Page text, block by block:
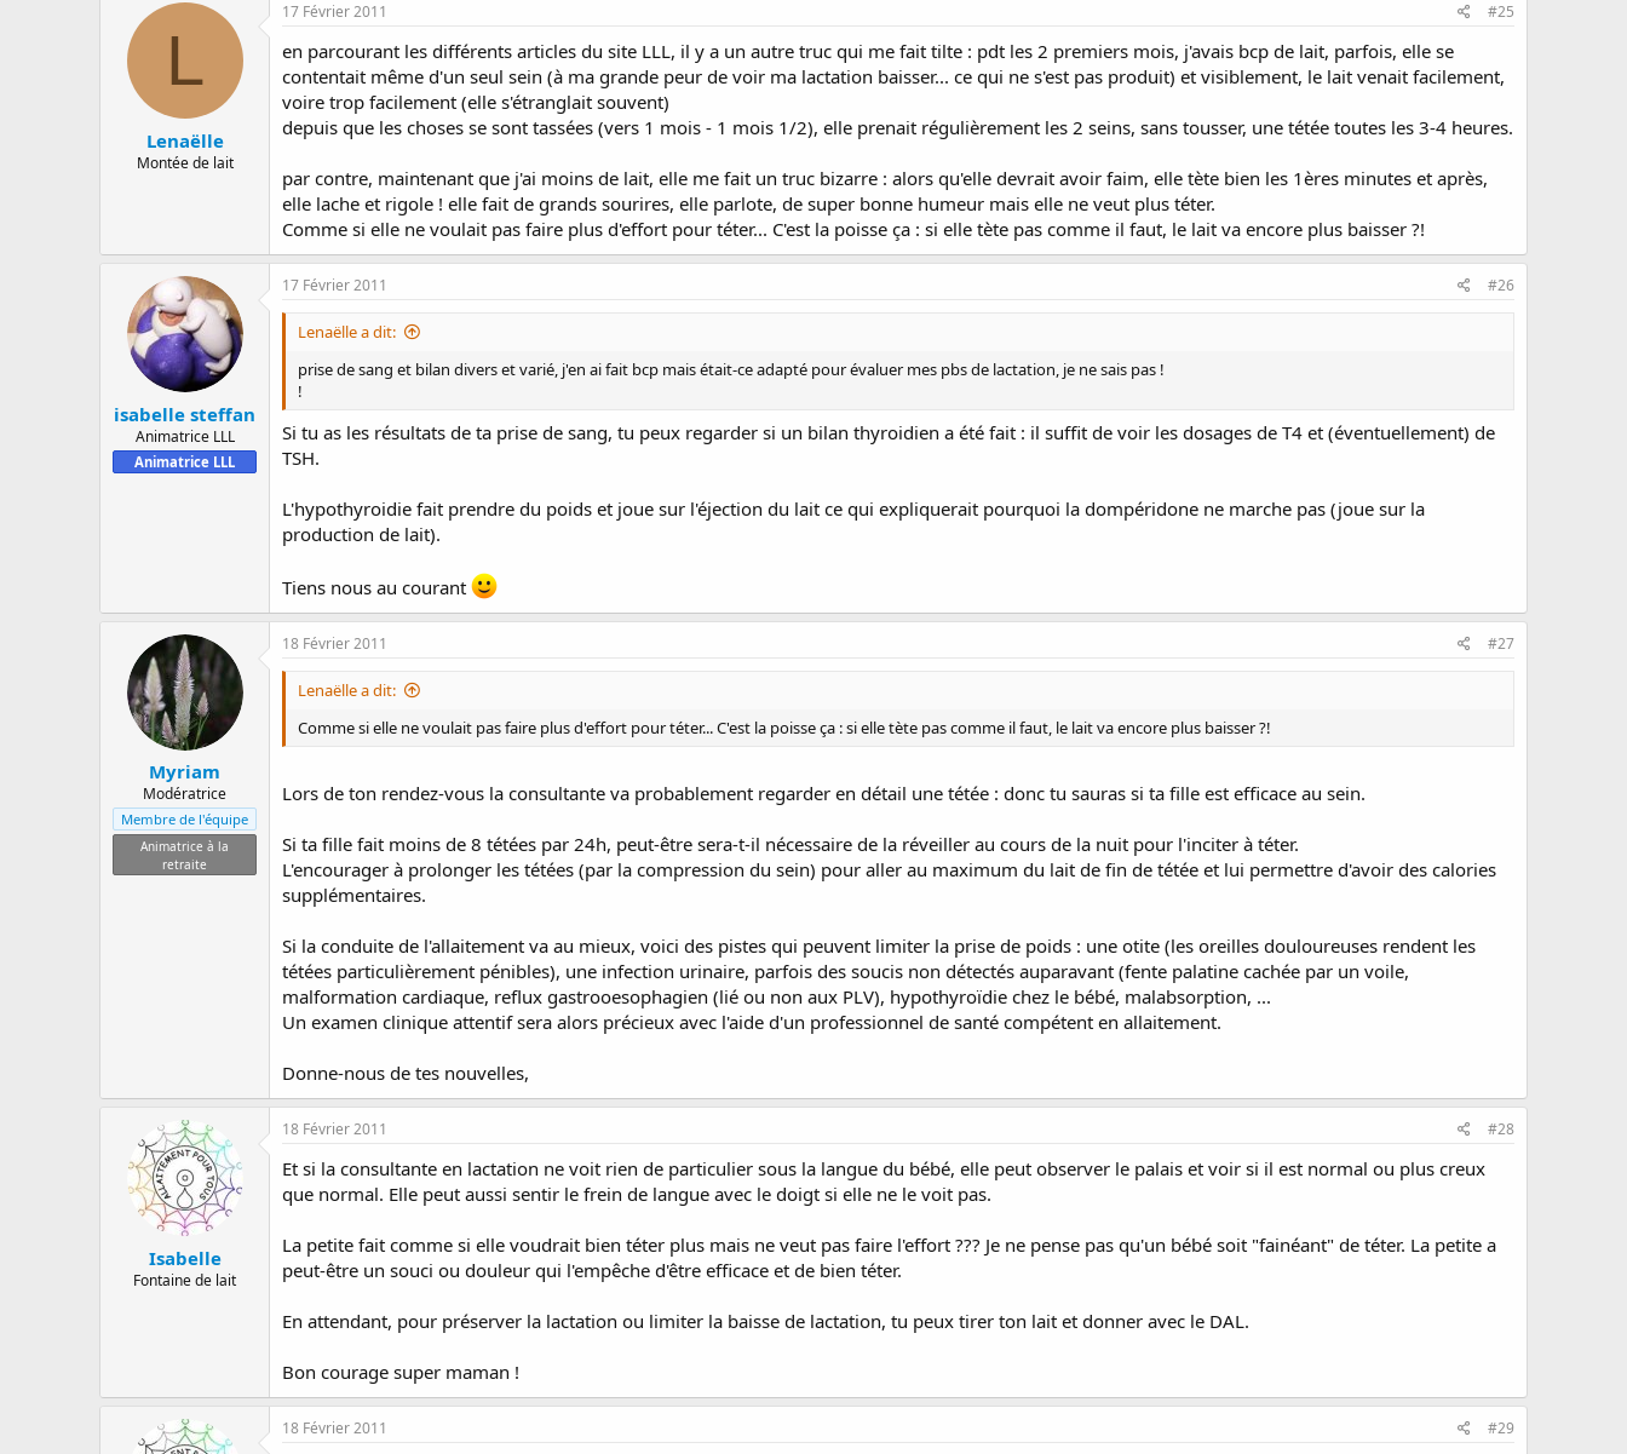
L
Lenaëlle
Montée de lait
17 Février 2011 #25
en parcourant les différents articles du site LLL, il y a un autre truc qui me fait tilte : pdt les 2 premiers mois, j'avais bcp de lait, parfois, elle se
contentait même d'un seul sein (à ma grande peur de voir ma lactation baisser... ce qui ne s'est pas produit) et visiblement, le lait venait facilement,
voire trop facilement (elle s'étranglait souvent)
depuis que les choses se sont tassées (vers 1 mois - 1 mois 1/2), elle prenait régulièrement les 2 seins, sans tousser, une tétée toutes les 3-4 heures.
par contre, maintenant que j'ai moins de lait, elle me fait un truc bizarre : alors qu'elle devrait avoir faim, elle tète bien les 1ères minutes et après,
elle lache et rigole ! elle fait de grands sourires, elle parlote, de super bonne humeur mais elle ne veut plus téter.
Comme si elle ne voulait pas faire plus d'effort pour téter... C'est la poisse ça : si elle tète pas comme il faut, le lait va encore plus baisser ?!
isabelle steffan
Animatrice LLL
Animatrice LLL
17 Février 2011 #26
Lenaëlle a dit:
prise de sang et bilan divers et varié, j'en ai fait bcp mais était-ce adapté pour évaluer mes pbs de lactation, je ne sais pas !
!
Si tu as les résultats de ta prise de sang, tu peux regarder si un bilan thyroidien a été fait : il suffit de voir les dosages de T4 et (éventuellement) de
TSH.
L'hypothyroidie fait prendre du poids et joue sur l'éjection du lait ce qui expliquerait pourquoi la dompéridone ne marche pas (joue sur la
production de lait).
Tiens nous au courant
Myriam
Modératrice
Membre de l'équipe
Animatrice à la
retraite
18 Février 2011 #27
Lenaëlle a dit:
Comme si elle ne voulait pas faire plus d'effort pour téter... C'est la poisse ça : si elle tète pas comme il faut, le lait va encore plus baisser ?!
Lors de ton rendez-vous la consultante va probablement regarder en détail une tétée : donc tu sauras si ta fille est efficace au sein.
Si ta fille fait moins de 8 tétées par 24h, peut-être sera-t-il nécessaire de la réveiller au cours de la nuit pour l'inciter à téter.
L'encourager à prolonger les tétées (par la compression du sein) pour aller au maximum du lait de fin de tétée et lui permettre d'avoir des calories
supplémentaires.
Si la conduite de l'allaitement va au mieux, voici des pistes qui peuvent limiter la prise de poids : une otite (les oreilles douloureuses rendent les
tétées particulièrement pénibles), une infection urinaire, parfois des soucis non détectés auparavant (fente palatine cachée par un voile,
malformation cardiaque, reflux gastrooesophagien (lié ou non aux PLV), hypothyroïdie chez le bébé, malabsorption, ...
Un examen clinique attentif sera alors précieux avec l'aide d'un professionnel de santé compétent en allaitement.
Donne-nous de tes nouvelles,
Isabelle
Fontaine de lait
18 Février 2011 #28
Et si la consultante en lactation ne voit rien de particulier sous la langue du bébé, elle peut observer le palais et voir si il est normal ou plus creux
que normal. Elle peut aussi sentir le frein de langue avec le doigt si elle ne le voit pas.
La petite fait comme si elle voudrait bien téter plus mais ne veut pas faire l'effort ??? Je ne pense pas qu'un bébé soit "fainéant" de téter. La petite a
peut-être un souci ou douleur qui l'empêche d'être efficace et de bien téter.
En attendant, pour préserver la lactation ou limiter la baisse de lactation, tu peux tirer ton lait et donner avec le DAL.
Bon courage super maman !
18 Février 2011 #29